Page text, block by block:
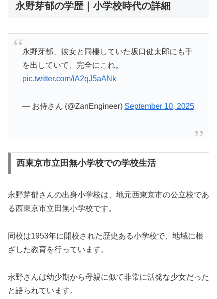
永野芽郁の学歴｜小学校時代の詳細
永野芽郁、彼女と同棲していた坂口健太郎にも手
を出していて、完全にこれ。
pic.twitter.com/iA2qJ5aANk
— お侍さん (@ZanEngineer) September 10, 2025
西東京市立田無小学校での学校生活
永野芽郁さんの出身小学校は、地元西東京市の公立校であ
る西東京市立田無小学校です。
同校は1953年に開校された歴史ある小学校で、地域に根
ざした教育を行っています。
永野さんは幼少期から母親に似て非常に活発な少女だった
と語られています。